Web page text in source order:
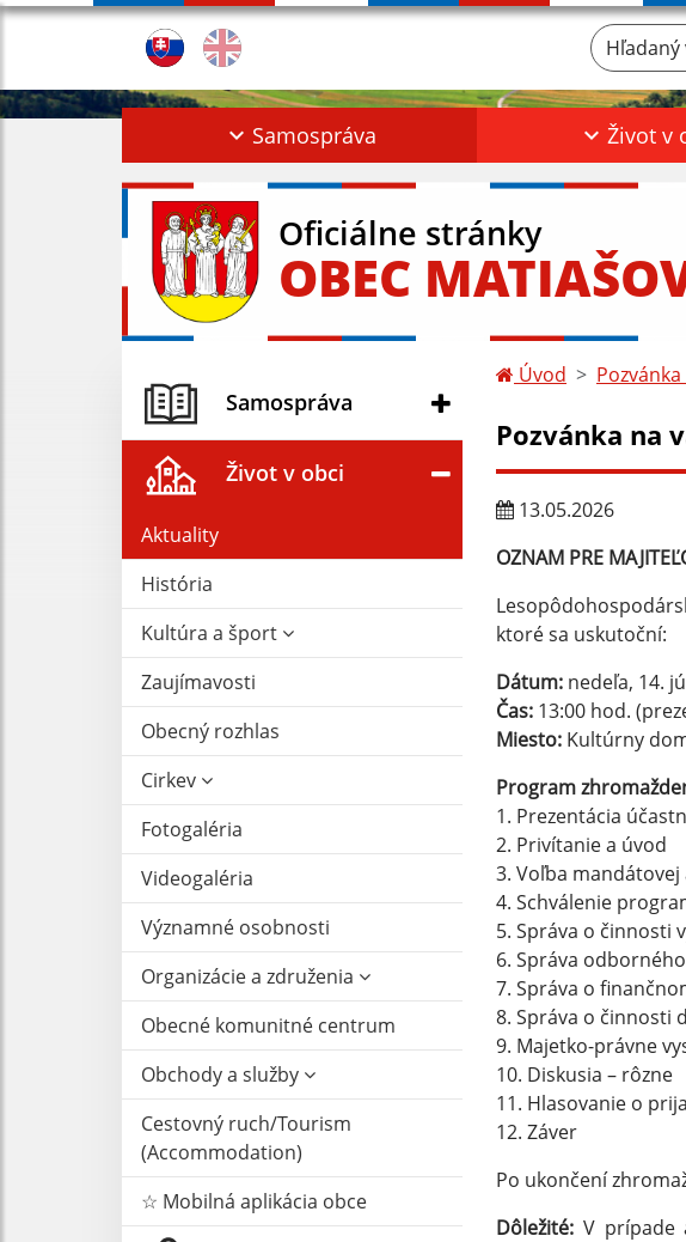
Hľadaný
Samospráva Život v
Oficiálne stránky
OBEC
Samospráva
Život v obci
Aktuality
História
Kultúra a šport
Zaujímavosti
Obecný rozhlas
Cirkev
Fotogaléria
Videogaléria
Významné osobnosti
Organizácie a združenia
Obecné komunitné centrum
Obchody a služby
Cestovný ruch/Tourism
(Accommodation)
☆ Mobilná aplikácia obce
Úvod
Pozvánka na
13.05.2026
OZNAM PRE
ktoré sa uskutoční:
Dátum: nedeľa, 14.
Čas: 13:00 hod.
Miesto: Kultúrny
Program
1. Prezentácia
2. Privítanie a úvod
3. Voľba
4. Schválenie
5. Správa o činnosti
6. Správa
7. Správa o
8. Správa o činnosti
9. Majetko-právne
10. Diskusia – rôzne
11. Hlasovanie o
12. Záver
Po ukončení
Dôležité: V prípade